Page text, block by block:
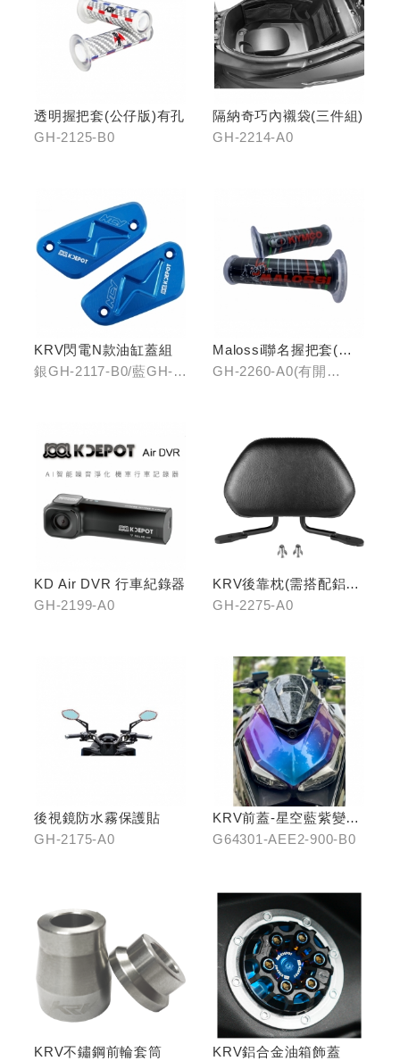
透明握把套(公仔版)有孔
GH-2125-B0
隔納奇巧內襯袋(三件組)
GH-2214-A0
KRV閃電N款油缸蓋組
銀GH-2117-B0/藍GH-
Malossi聯名握把套(有
開口)/(無開口)
GH-2260-A0(有開
KD Air DVR 行車紀錄器
GH-2199-A0
KRV後靠枕(需搭配鋁合
金扶手)
GH-2275-A0
後視鏡防水霧保護貼
GH-2175-A0
KRV前蓋-星空藍紫變色
龍
G64301-AEE2-900-B0
KRV不鏽鋼前輪套筒 KRV鋁合金油箱飾蓋